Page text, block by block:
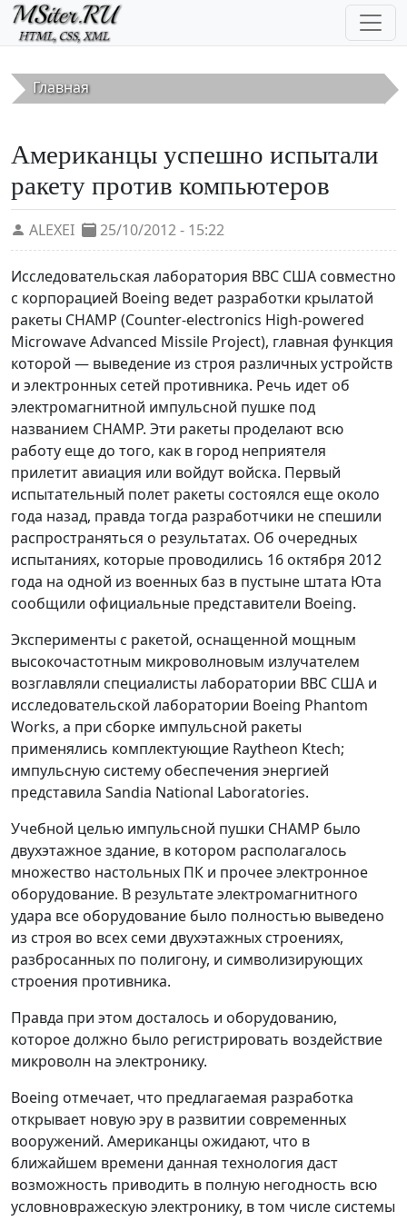
Перейти к основному содержанию
Главная
Американцы успешно испытали
ракету против компьютеров
ALEXEI 25/10/2012 - 15:22
Исследовательская лаборатория ВВС США совместно
с корпорацией Boeing ведет разработки крылатой
ракеты CHAMP (Counter-electronics High-powered
Microwave Advanced Missile Project), главная функция
которой — выведение из строя различных устройств
и электронных сетей противника. Речь идет об
электромагнитной импульсной пушке под
названием CHAMP. Эти ракеты проделают всю
работу еще до того, как в город неприятеля
прилетит авиация или войдут войска. Первый
испытательный полет ракеты состоялся еще около
года назад, правда тогда разработчики не спешили
распространяться о результатах. Об очередных
испытаниях, которые проводились 16 октября 2012
года на одной из военных баз в пустыне штата Юта
сообщили официальные представители Boeing.
Эксперименты с ракетой, оснащенной мощным
высокочастотным микроволновым излучателем
возглавляли специалисты лаборатории ВВС США и
исследовательской лаборатории Boeing Phantom
Works, а при сборке импульсной ракеты
применялись комплектующие Raytheon Ktech;
импульсную систему обеспечения энергией
представила Sandia National Laboratories.
Учебной целью импульсной пушки CHAMP было
двухэтажное здание, в котором располагалось
множество настольных ПК и прочее электронное
оборудование. В результате электромагнитного
удара все оборудование было полностью выведено
из строя во всех семи двухэтажных строениях,
разбросанных по полигону, и символизирующих
строения противника.
Правда при этом досталось и оборудованию,
которое должно было регистрировать воздействие
микроволн на электронику.
Boeing отмечает, что предлагаемая разработка
открывает новую эру в развитии современных
вооружений. Американцы ожидают, что в
ближайшем времени данная технология даст
возможность приводить в полную негодность всю
условновражескую электронику, в том числе системы